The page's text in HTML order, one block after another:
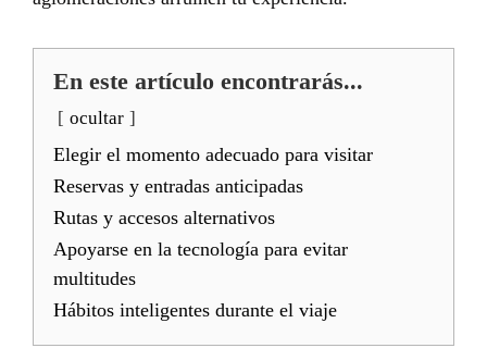
En este artículo encontrarás...
ocultar
Elegir el momento adecuado para visitar
Reservas y entradas anticipadas
Rutas y accesos alternativos
Apoyarse en la tecnología para evitar
multitudes
Hábitos inteligentes durante el viaje